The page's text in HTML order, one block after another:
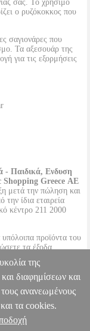
σας. Το χρήσιμο
ο ρυζόκοκκος που
σαγιονάρες που
Τα αξεσουάρ της
για τις εξορμήσεις
- Παιδικά, Ενδυση
Shopping Greece ΑΕ
μετά την πώληση και
την ίδια εταιρεία
κέντρο 211 2000
προϊόντα του
τα έξοδα
eshop
παραγγελίας!
LOGO ΜΠΛΕ
HAVAIANAS
ΑΞΕΣΟΥΑΡ
της
διαφημίσεων και
ανανεωμένους
τα cookies.